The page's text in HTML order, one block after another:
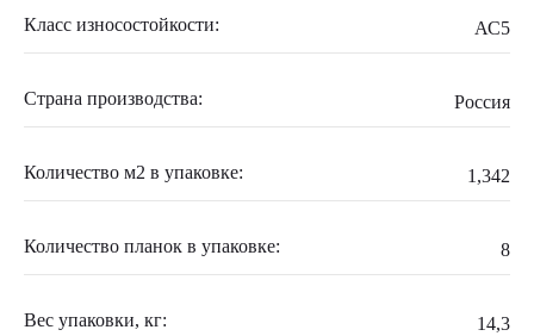
Класс износостойкости: АС5
Страна производства: Россия
Количество м2 в упаковке: 1,342
Количество планок в упаковке: 8
Вес упаковки, кг: 14,3